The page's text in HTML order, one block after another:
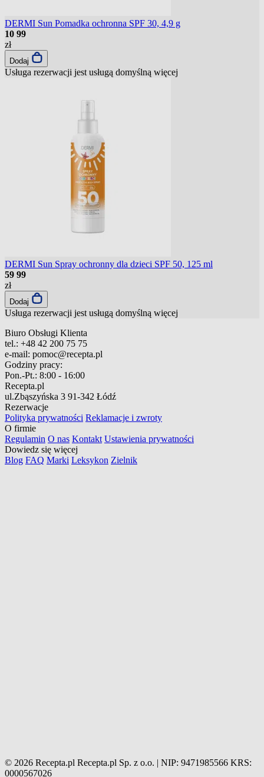
DERMI Sun Pomadka ochronna SPF 30, 4,9 g
10 99
zł
Dodaj
Usługa rezerwacji jest usługą domyślną więcej
DERMI Sun Spray ochronny dla dzieci SPF 50, 125 ml
59 99
zł
Dodaj
Usługa rezerwacji jest usługą domyślną więcej
Biuro Obsługi Klienta
tel.: +48 42 200 75 75
e-mail: pomoc@recepta.pl
Godziny pracy:
Pon.-Pt.: 8:00 - 16:00
Recepta.pl
ul.Zbąszyńska 3 91-342 Łódź
Rezerwacje
Polityka prywatności Reklamacje i zwroty
O firmie
Regulamin O nas Kontakt Ustawienia prywatności
Dowiedz się więcej
Blog FAQ Marki Leksykon Zielnik
© 2026 Recepta.pl Recepta.pl Sp. z o.o. | NIP: 9471985566 KRS:
0000567026